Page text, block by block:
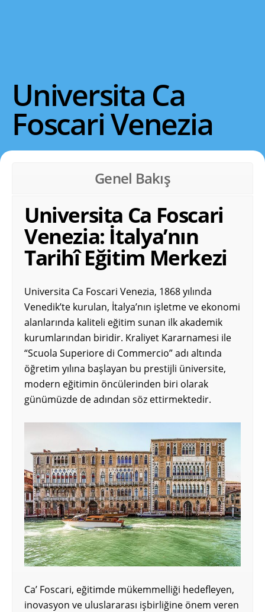
Universita Ca
Foscari Venezia
Genel Bakış
Universita Ca Foscari
Venezia: İtalya’nın
Tarihî Eğitim Merkezi
Universita Ca Foscari Venezia, 1868 yılında
Venedik’te kurulan, İtalya’nın işletme ve ekonomi
alanlarında kaliteli eğitim sunan ilk akademik
kurumlarından biridir. Kraliyet Kararnamesi ile
“Scuola Superiore di Commercio” adı altında
öğretim yılına başlayan bu prestijli üniversite,
modern eğitimin öncülerinden biri olarak
günümüzde de adından söz ettirmektedir.
Ca’ Foscari, eğitimde mükemmelliği hedefleyen,
inovasyon ve uluslararası işbirliğine önem veren